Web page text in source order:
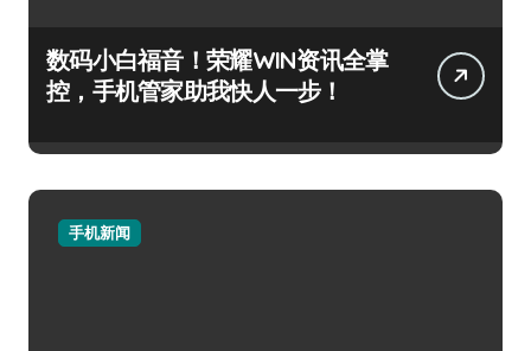
数码小白福音！荣耀WIN资讯全掌
控，手机管家助我快人一步！
手机新闻